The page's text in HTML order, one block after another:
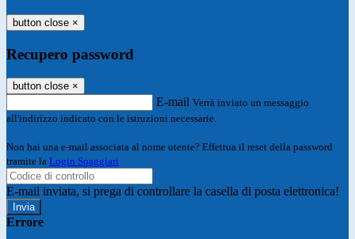
button close ×
Recupero password
button close ×
E-mail Verrà inviato un messaggio
all'indirizzo indicato con le istruzioni necessarie.
Non hai una e-mail associata al nome utente? Effettua il reset della password
tramite la Login Spaggiari
E-mail inviata, si prega di controllare la casella di posta elettronica!
Errore